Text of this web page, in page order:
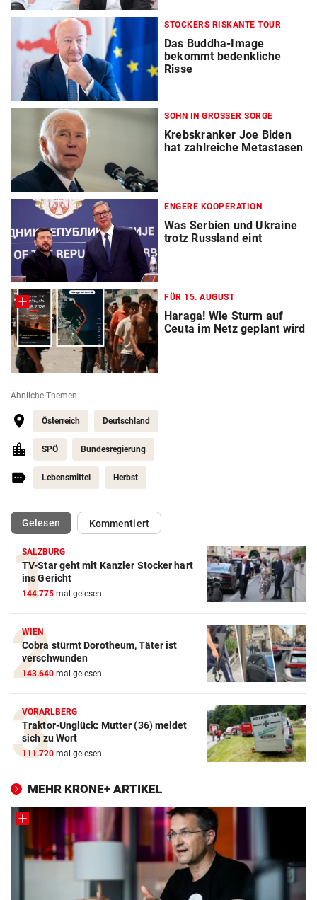
STOCKERS RISKANTE TOUR
Das Buddha-Image
bekommt bedenkliche
Risse
SOHN IN GROSSER SORGE
Krebskranker Joe Biden
hat zahlreiche Metastasen
ENGERE KOOPERATION
Was Serbien und Ukraine
trotz Russland eint
FÜR 15. AUGUST
Haraga! Wie Sturm auf
Ceuta im Netz geplant wird
Ähnliche Themen
Österreich Deutschland
SPÖ Bundesregierung
Lebensmittel Herbst
Gelesen(ausgewählt)Kommentiert
SALZBURG
TV-Star geht mit Kanzler Stocker hart
ins Gericht
144.775 mal gelesen
WIEN
Cobra stürmt Dorotheum, Täter ist
verschwunden
143.640 mal gelesen
VORARLBERG
Traktor-Unglück: Mutter (36) meldet
sich zu Wort
111.720 mal gelesen
MEHR KRONE+ ARTIKEL